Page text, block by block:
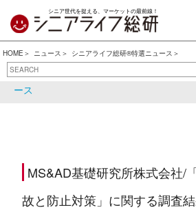
シニア世代を捉える、マーケットの最前線！
HOME ニュース
シニアライフ総研®特選ニュース
シニアライフ総研®特選ニュ
ース
シニ
MS&AD基礎研究所株式会社/
故と防止対策」に関する調査